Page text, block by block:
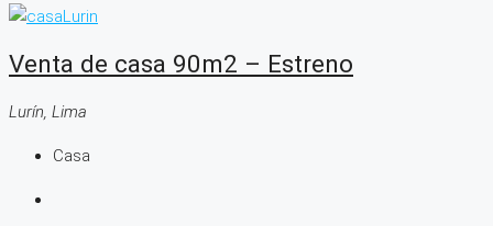
Venta de casa 90m2 – Estreno
Lurín, Lima
Casa